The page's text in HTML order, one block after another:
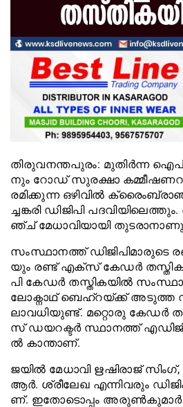
തി​​​രു​​​വ​​​ന​​​ന്ത​​​പു​​​രം: മു​​​തി​​​ര്‍​​​ന്ന
നും റോ​​​ഡ് സു​​​ര​​​ക്ഷാ
ര​​​മി​​​ക്കു​​​ന്ന ഒ​​​ഴി​​​വി​​​ല്‍
ച്ച​​​ങ്ക​​​രി ഡി​​​ജി​​​പി
ഞ്ച് മേ​​​ധാ​​​വി​​​യാ​​​യി
സം​​​സ്ഥാ​​​ന​​​ത്ത് ഡി​​​ജി​​​പി​​​മാ​​​രു​​​ടെ
യും ര​​​ണ്ട് എ​​​ക്സ് കേ​​​ഡ​​​ര്‍
പി കേ​​​ഡ​​​ര്‍ ത​​​സ്തി​​​ക​​​യി​​​ല്‍
ലോ​​​ക്നാ​​​ഥ് ബെ​​​ഹ്റ​​​യ്ക്ക് അ​​​ടു​​​ത്ത
ലാ​​​വ​​​ധി​​​യു​​​ണ്ട്. മ​​​റ്റൊ​​​രു കേ​​​ഡ​​​ര്‍
സ് ഡ​​​യ​​​റ​​​ക്ട​​​ര്‍ സ്ഥാ​​​ന​​​ത്ത്
ല്‍​​​ കാ​​​ന്താ​​​ണ്.
ജ​​​യി​​​ല്‍ മേ​​​ധാ​​​വി ഋ​​​ഷി​രാ​​​ജ്
ആ​​​ര്‍. ശ്രീ​​​ലേ​​​ഖ എ​​​ന്നി​​​വ​​​രും
ണ്. ഇ​​​തോ​​​ടൊ​​​പ്പം അ​​​രു​​​ണ്‍​കു​​​മാ​​​ര്‍